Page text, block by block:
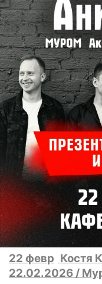
22 февр Костя
22.02.2026 /